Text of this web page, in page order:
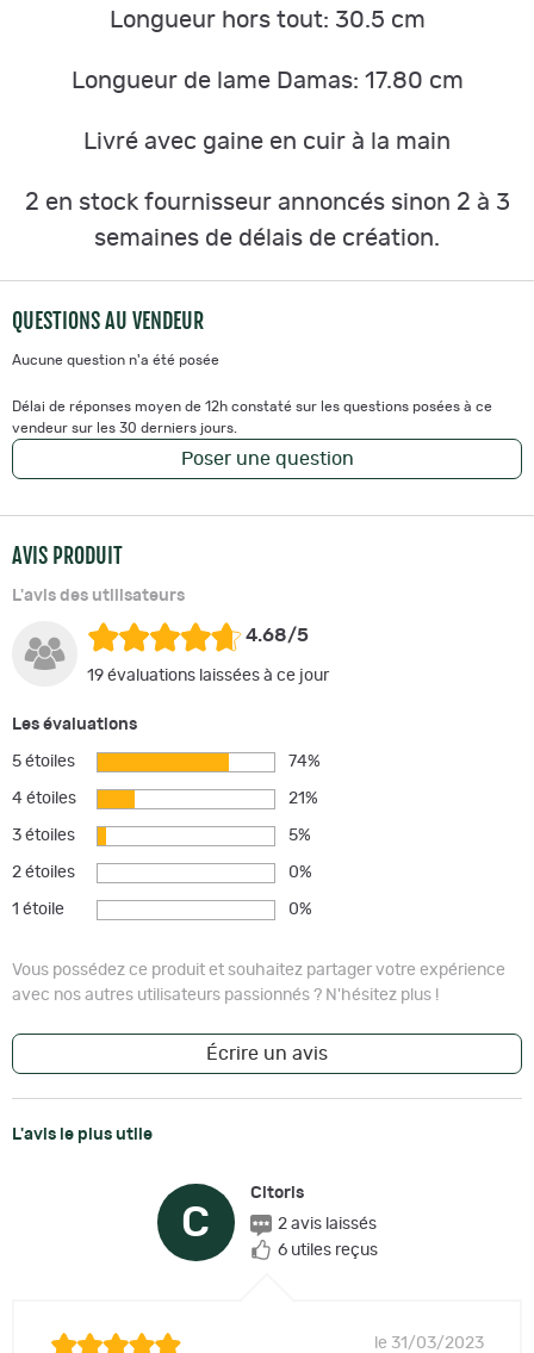
Longueur hors tout: 30.5 cm
Longueur de lame Damas: 17.80 cm
Livré avec gaine en cuir à la main
2 en stock fournisseur annoncés sinon 2 à 3
semaines de délais de création.
QUESTIONS AU VENDEUR
Aucune question n'a été posée
Délai de réponses moyen de 12h constaté sur les questions posées à ce
vendeur sur les 30 derniers jours.
Poser une question
AVIS PRODUIT
L'avis des utilisateurs
4.68/5
19 évaluations laissées à ce jour
Les évaluations
5 étoiles 74%
4 étoiles 21%
3 étoiles 5%
2 étoiles 0%
1 étoile 0%
Vous possédez ce produit et souhaitez partager votre expérience
avec nos autres utilisateurs passionnés ? N'hésitez plus !
Écrire un avis
L'avis le plus utile
C
Citoris
2 avis laissés
6 utiles reçus
le 31/03/2023